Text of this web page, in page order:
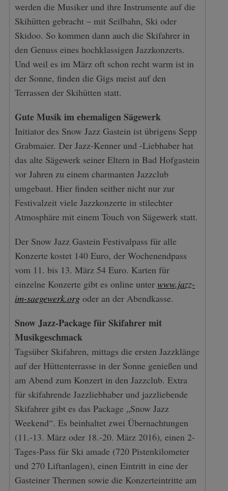
werden die Musiker und ihre Instrumente auf die
Skihütten gebracht – mit Seilbahn, Ski oder
Skidoo. So kommen dann auch die Skifahrer in
den Genuss eines hochklassigen Jazzkonzerts.
Und weil es im März oft schon recht warm ist in
der Sonne, finden die Gigs meist auf den
Terrassen der Skihütten statt.
Gute Musik im ehemaligen Sägewerk
Initiator des Snow Jazz Gastein ist übrigens Sepp
Grabmaier. Der Jazz-Kenner und -Liebhaber hat
das alte Sägewerk seiner Eltern in Bad Hofgastein
vor Jahren zu einem charmanten Jazzclub
umgebaut. Hier finden seither nicht nur zur
Festivalzeit viele Jazzkonzerte in stilechter
Atmosphäre mit einem Touch von Sägewerk statt.
Der Snow Jazz Gastein Festivalpass für alle
Konzerte kostet 140 Euro, der Wochenendpass
vom 11. bis 13. März 54 Euro. Karten für
einzelne Konzerte gibt es online unter www.jazz-
im-saegewerk.orgoder an der Abendkasse.
Snow Jazz-Package für Skifahrer mit
Musikgeschmack
Tagsüber Skifahren, mittags die ersten Jazzklänge
auf der Hüttenterrasse in der Sonne genießen und
am Abend zum Konzert in den Jazzclub. Extra
für skifahrende Jazzliebhaber und jazzliebende
Skifahrer gibt es das Package „Snow Jazz
Weekend“. Es beinhaltet zwei Übernachtungen
(11.-13. März oder 18.-20. März 2016), einen 2-
Tages-Pass für Ski amade (720 Pistenkilometer
und 270 Liftanlagen), einen Eintritt in eine der
Gasteiner Thermen sowie die Konzerteintritte am
S
e
a
c
h